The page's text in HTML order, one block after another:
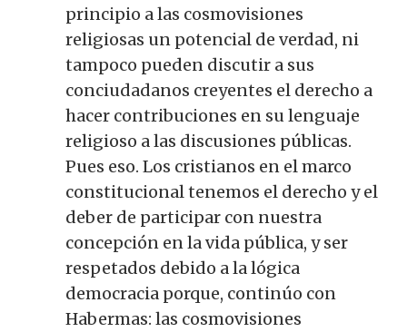
principio a las cosmovisiones
religiosas un potencial de verdad, ni
tampoco pueden discutir a sus
conciudadanos creyentes el derecho a
hacer contribuciones en su lenguaje
religioso a las discusiones públicas.
Pues eso. Los cristianos en el marco
constitucional tenemos el derecho y el
deber de participar con nuestra
concepción en la vida pública, y ser
respetados debido a la lógica
democracia porque, continúo con
Habermas: las cosmovisiones